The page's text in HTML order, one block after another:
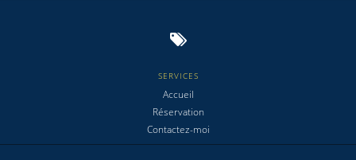
SERVICES
Accueil
Réservation
Contactez-moi